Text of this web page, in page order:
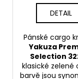
DETAIL
Pánské cargo
Yakuza
Selection
klasické zelené
barvě jsou